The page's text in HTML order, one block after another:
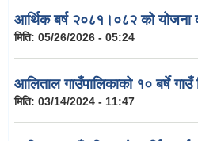
आर्थिक बर्ष २०८१।०८२ को योजना
मिति: 05/26/2026 - 05:24
आलिताल गाउँपालिकाको १० बर्षे गाउँ
मिति: 03/14/2024 - 11:47